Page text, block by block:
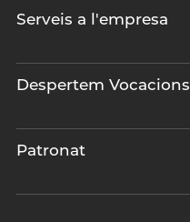
Serveis a l'empresa
Despertem Vocacions
Patronat